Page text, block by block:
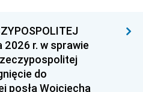
2026 r. w sprawie
do
posła Wojciecha